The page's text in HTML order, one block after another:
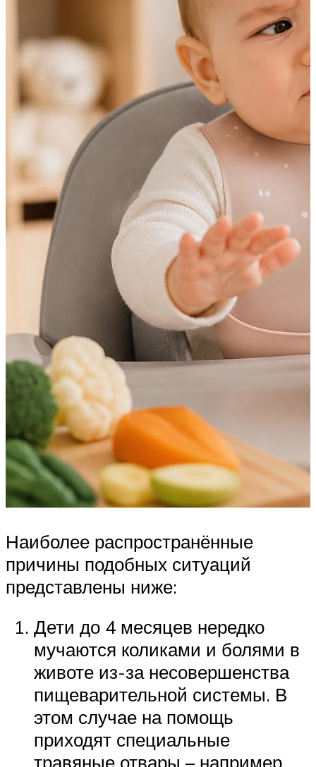
Наиболее распространённые
причины подобных ситуаций
представлены ниже:
Дети до 4 месяцев нередко
мучаются коликами и болями в
животе из-за несовершенства
пищеварительной системы. В
этом случае на помощь
приходят специальные
травяные отвары – например,